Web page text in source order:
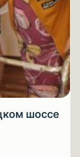
шоссе